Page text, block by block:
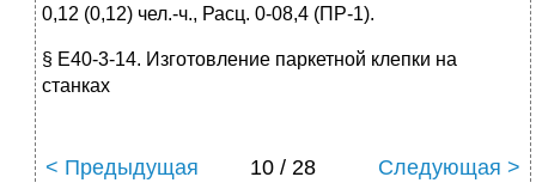
0,12 (0,12) чел.-ч., Расц. 0-08,4 (ПР-1).
§ Е40-3-14. Изготовление паркетной клепки на
станках
< Предыдущая 10 / 28 Следующая >